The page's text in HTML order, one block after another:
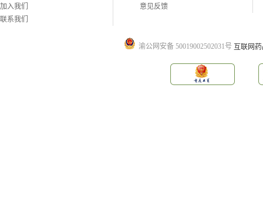
加入我们
联系我们
意见反馈
渝公网安备 50019002502031号 互联网